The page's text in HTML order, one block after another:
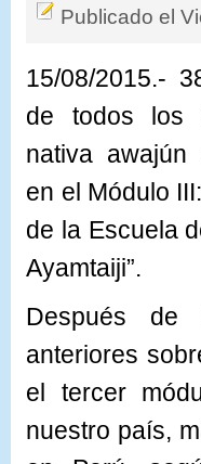
Publicado el
15/08/2015.-
de todos los
nativa awajún
en el Módulo
de la Escuela
Ayamtaiji”.
Después de
anteriores
el tercer
nuestro país,